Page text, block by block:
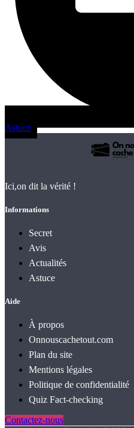
Astuce
Ici,on dit la vérité !
Informations
Secret
Avis
Actualités
Astuce
Aide
À propos
Onnouscachetout.com
Plan du site
Mentions légales
Politique de confidentialité
Quiz Fact‑checking
Contactez-nous